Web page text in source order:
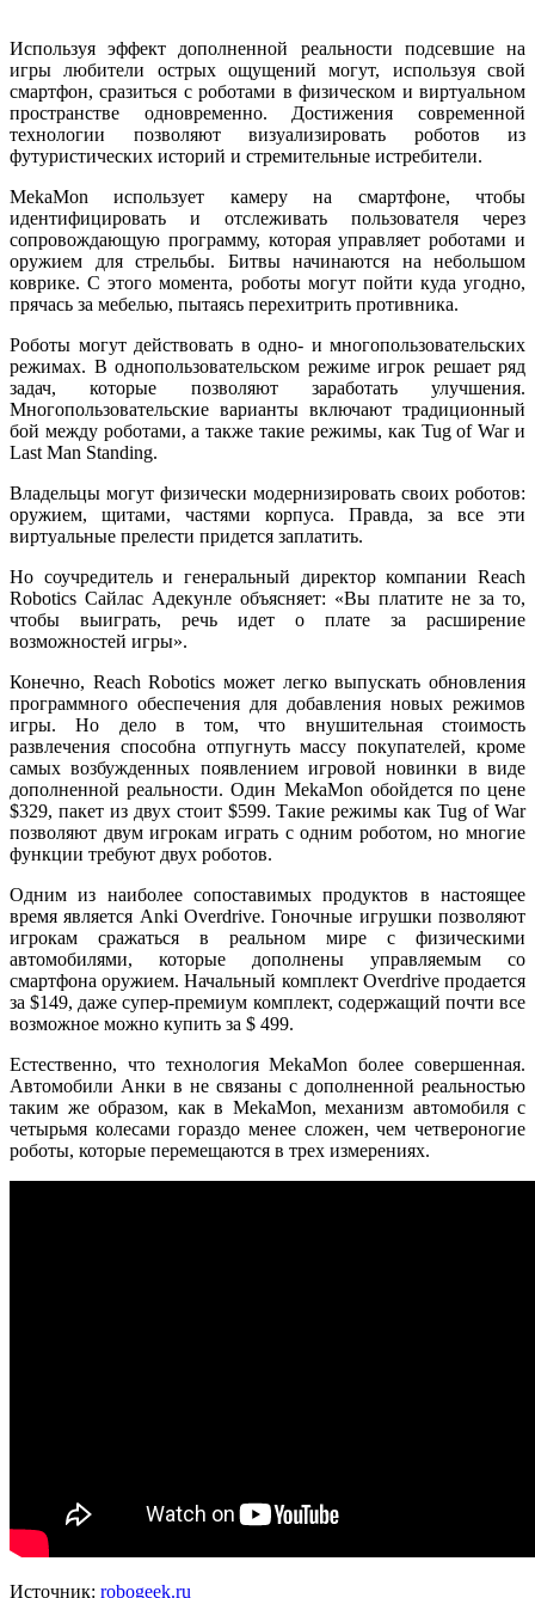
Используя эффект дополненной реальности подсевшие на
игры любители острых ощущений могут, используя свой
смартфон, сразиться с роботами в физическом и виртуальном
пространстве одновременно. Достижения современной
технологии позволяют визуализировать роботов из
футуристических историй и стремительные истребители.
MekaMon использует камеру на смартфоне, чтобы
идентифицировать и отслеживать пользователя через
сопровождающую программу, которая управляет роботами и
оружием для стрельбы. Битвы начинаются на небольшом
коврике. С этого момента, роботы могут пойти куда угодно,
прячась за мебелью, пытаясь перехитрить противника.
Роботы могут действовать в одно- и многопользовательских
режимах. В однопользовательском режиме игрок решает ряд
задач, которые позволяют заработать улучшения.
Многопользовательские варианты включают традиционный
бой между роботами, а также такие режимы, как Tug of War и
Last Man Standing.
Владельцы могут физически модернизировать своих роботов:
оружием, щитами, частями корпуса. Правда, за все эти
виртуальные прелести придется заплатить.
Но соучредитель и генеральный директор компании Reach
Robotics Сайлас Адекунле объясняет: «Вы платите не за то,
чтобы выиграть, речь идет о плате за расширение
возможностей игры».
Конечно, Reach Robotics может легко выпускать обновления
программного обеспечения для добавления новых режимов
игры. Но дело в том, что внушительная стоимость
развлечения способна отпугнуть массу покупателей, кроме
самых возбужденных появлением игровой новинки в виде
дополненной реальности. Один MekaMon обойдется по цене
$329, пакет из двух стоит $599. Такие режимы как Tug of War
позволяют двум игрокам играть с одним роботом, но многие
функции требуют двух роботов.
Одним из наиболее сопоставимых продуктов в настоящее
время является Anki Overdrive. Гоночные игрушки позволяют
игрокам сражаться в реальном мире с физическими
автомобилями, которые дополнены управляемым со
смартфона оружием. Начальный комплект Overdrive продается
за $149, даже супер-премиум комплект, содержащий почти все
возможное можно купить за $ 499.
Естественно, что технология MekaMon более совершенная.
Автомобили Анки в не связаны с дополненной реальностью
таким же образом, как в MekaMon, механизм автомобиля с
четырьмя колесами гораздо менее сложен, чем четвероногие
роботы, которые перемещаются в трех измерениях.
Источник: robogeek.ru